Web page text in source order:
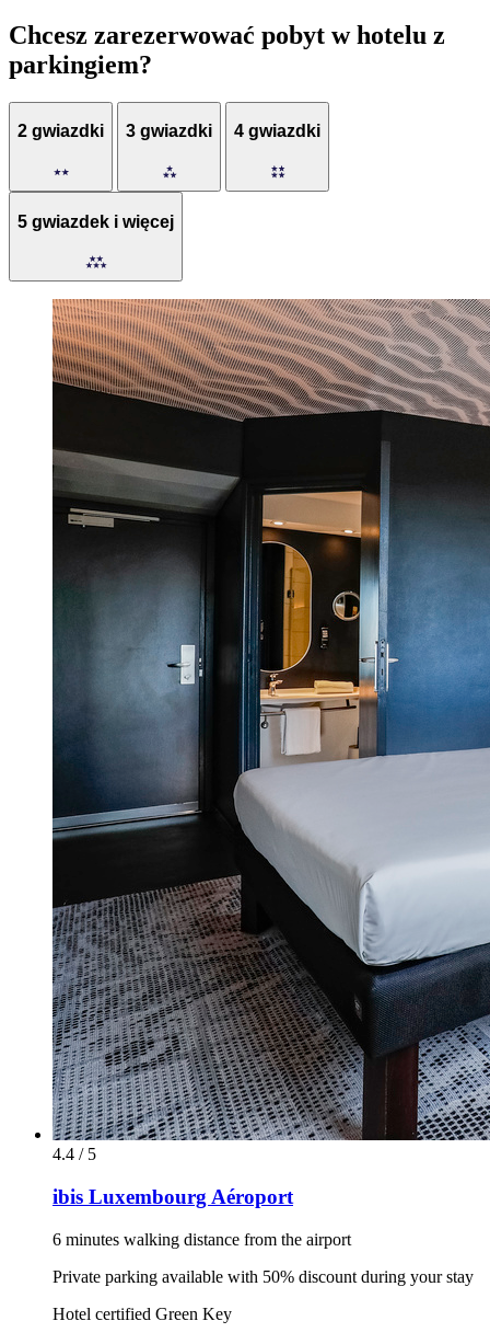
Chcesz zarezerwować pobyt w hotelu z
parkingiem?
2 gwiazdki 3 gwiazdki 4 gwiazdki
5 gwiazdek i więcej
4.4 / 5
ibis Luxembourg Aéroport
6 minutes walking distance from the airport
Private parking available with 50% discount during your stay
Hotel certified Green Key